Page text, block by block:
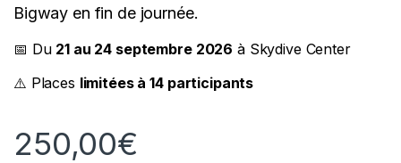
Bigway en fin de journée.
📅 Du 21 au 24 septembre 2026 à Skydive Center
⚠️ Places limitées à 14 participants
250,00€